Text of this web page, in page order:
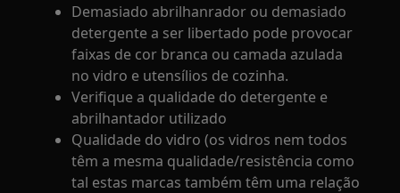
Demasiado abrilhanrador ou demasiado
detergente a ser libertado pode provocar
faixas de cor branca ou camada azulada
no vidro e utensílios de cozinha.
Verifique a qualidade do detergente e
abrilhantador utilizado
Qualidade do vidro (os vidros nem todos
têm a mesma qualidade/resistência como
tal estas marcas também têm uma relação